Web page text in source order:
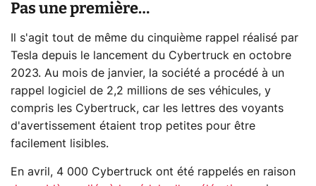
Pas une première…
Il s'agit tout de même du cinquième rappel réalisé par
Tesla depuis le lancement du Cybertruck en octobre
2023. Au mois de janvier, la société a procédé à un
rappel logiciel de 2,2 millions de ses véhicules, y
compris les Cybertruck, car les lettres des voyants
d'avertissement étaient trop petites pour être
facilement lisibles.
En avril, 4 000 Cybertruck ont été rappelés en raison